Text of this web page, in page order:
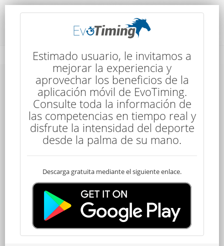
Rendimiento del Competidor
75
SANTIAGO SUEIRO
Clasificado
100 kms
SENIOR
Estimado usuario, le invitamos a
mejorar la experiencia y
aprovechar los beneficios de la
aplicación móvil de EvoTiming.
Consulte toda la información de
las competencias en tiempo real y
disfrute la intensidad del deporte
desde la palma de su mano.
Descarga gratuita mediante el siguiente enlace.